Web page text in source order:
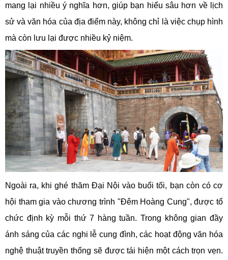
mang lại nhiều ý nghĩa hơn, giúp bạn hiểu sâu hơn về lịch
sử và văn hóa của địa điểm này, không chỉ là việc chụp hình
mà còn lưu lại được nhiều kỷ niệm.
Ngoài ra, khi ghé thăm Đại Nội vào buổi tối, bạn còn có cơ
hội tham gia vào chương trình "Đêm Hoàng Cung", được tổ
chức định kỳ mỗi thứ 7 hàng tuần. Trong không gian đầy
ánh sáng của các nghi lễ cung đình, các hoạt động văn hóa
nghệ thuật truyền thống sẽ được tái hiện một cách trọn vẹn.